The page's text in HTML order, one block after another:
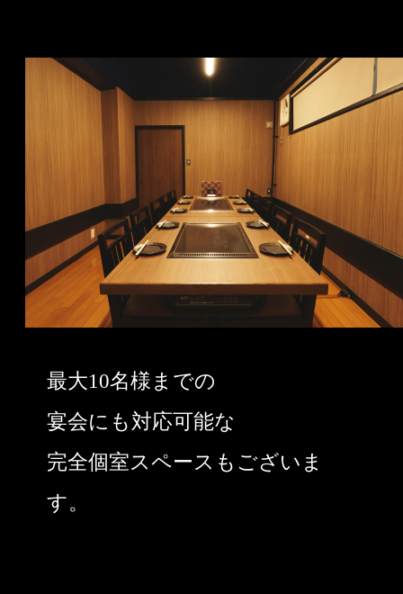
最大10名様までの
宴会にも対応可能な
完全個室スペースもございま
す。